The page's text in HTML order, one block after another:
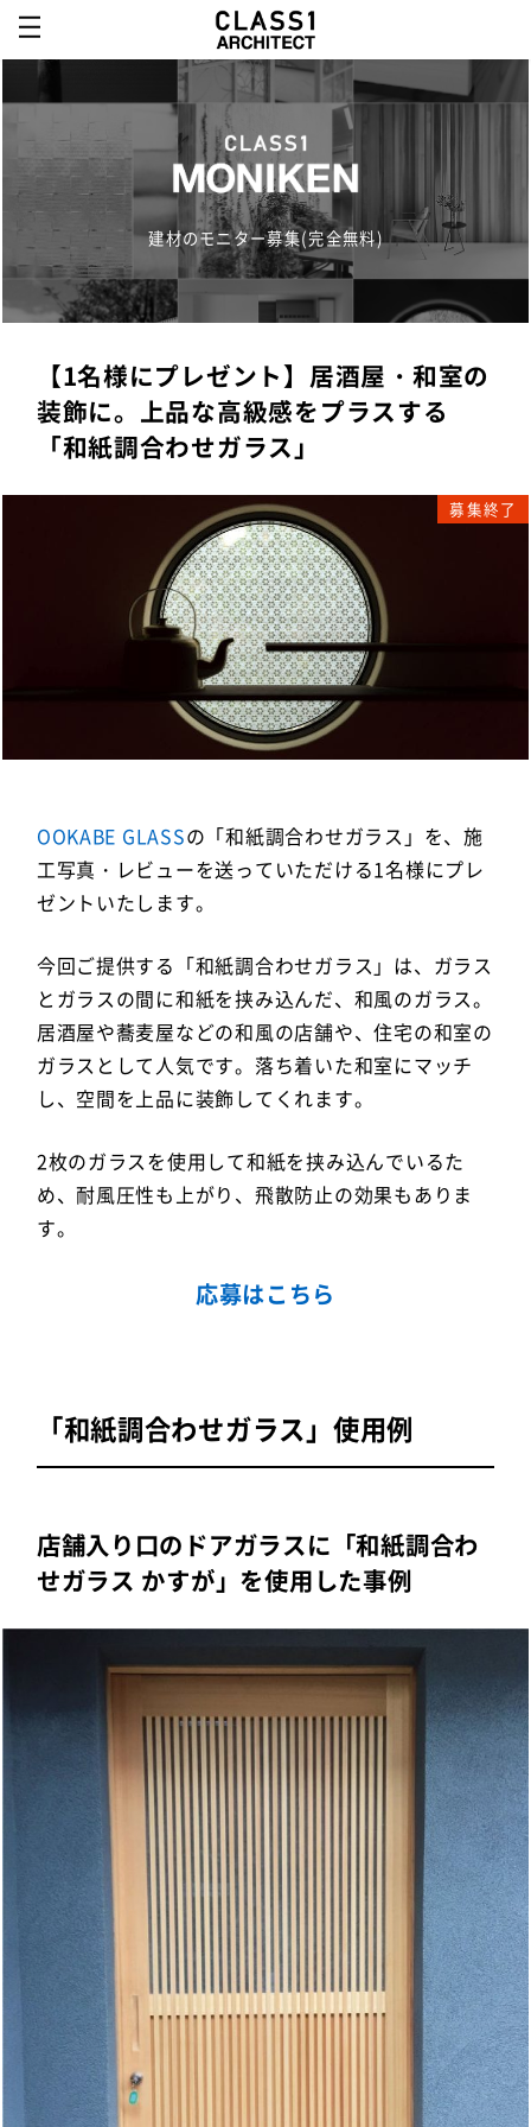
建材のモニター募集(完全無料)
【1名様にプレゼント】居酒屋・和室の
装飾に。上品な高級感をプラスする
「和紙調合わせガラス」
募集終了
OOKABE GLASSの「和紙調合わせガラス」を、施
工写真・レビューを送っていただける1名様にプレ
ゼントいたします。
今回ご提供する「和紙調合わせガラス」は、ガラス
とガラスの間に和紙を挟み込んだ、和風のガラス。
居酒屋や蕎麦屋などの和風の店舗や、住宅の和室の
ガラスとして人気です。落ち着いた和室にマッチ
し、空間を上品に装飾してくれます。
2枚のガラスを使用して和紙を挟み込んでいるた
め、耐風圧性も上がり、飛散防止の効果もありま
す。
応募はこちら
「和紙調合わせガラス」使用例
店舗入り口のドアガラスに「和紙調合わ
せガラス かすが」を使用した事例